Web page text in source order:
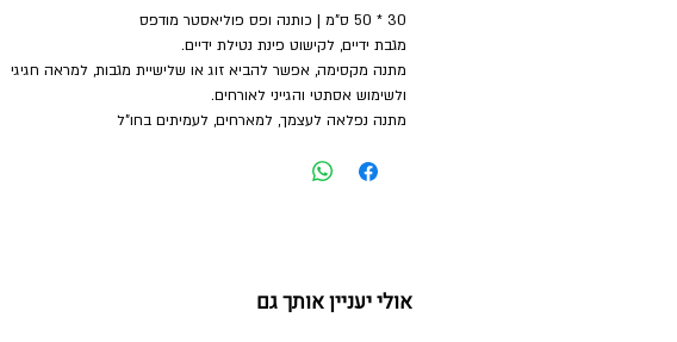
30 * 50 ס"מ | כותנה ופס פוליאסטר מודפס
מגבת ידיים, לקישוט פינת נטילת ידיים.
מתנה מקסימה, אפשר להביא זוג או שלישיית מגבות, למראה חגיגי
ולשימוש אסתטי והגייני לאורחים.
מתנה נפלאה לעצמך, למארחים, לעמיתים בחו"ל
אולי יעניין אותך גם